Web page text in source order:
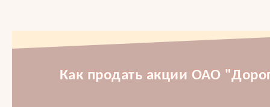
Как продать акции ОАО